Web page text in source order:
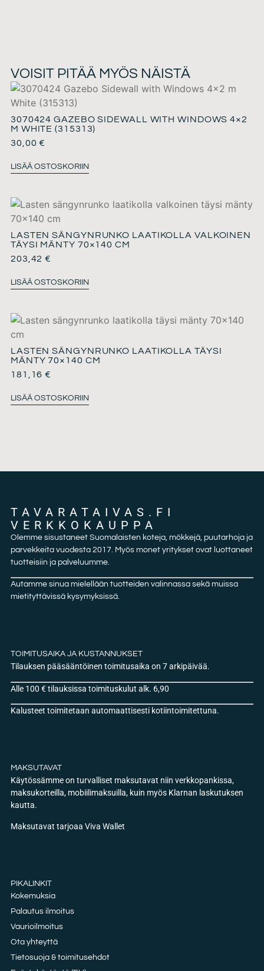
VOISIT PITÄÄ MYÖS NÄISTÄ
3070424 GAZEBO SIDEWALL WITH WINDOWS 4×2
M WHITE (315313)
30,00€
LISÄÄ OSTOSKORIIN
LASTEN SÄNGYNRUNKO LAATIKOLLA VALKOINEN
TÄYSI MÄNTY 70×140 CM
203,42€
LISÄÄ OSTOSKORIIN
LASTEN SÄNGYNRUNKO LAATIKOLLA TÄYSI
MÄNTY 70×140 CM
181,16€
LISÄÄ OSTOSKORIIN
TAVARATAIVAS.FI
VERKKOKAUPPA
Olemme sisustaneet Suomalaisten koteja, mökkejä, puutarhoja ja
parvekkeita vuodesta 2017. Myös monet yritykset ovat luottaneet
tuotteisiin ja palveluumme.
Autamme sinua mielellään tuotteiden valinnassa sekä muissa
mietityttävissä kysymyksissä.
TOIMITUSAIKA JA KUSTANNUKSET
Tilauksen pääsääntöinen toimitusaika on 7 arkipäivää.
Alle 100 € tilauksissa toimituskulut alk. 6,90
Kalusteet toimitetaan automaattisesti kotiintoimitettuna.
MAKSUTAVAT
Käytössämme on turvalliset maksutavat niin verkkopankissa,
maksukorteilla, mobiilimaksuilla, kuin myös Klarnan laskutuksen
kautta.
Maksutavat tarjoaa Viva Wallet
PIKALINKIT
Kokemuksia
Palautus ilmoitus
Vaurioilmoitus
Ota yhteyttä
Tietosuoja & toimitusehdot